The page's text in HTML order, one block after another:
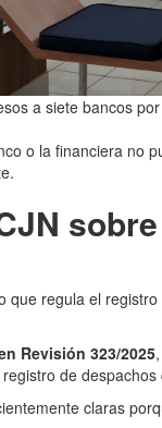
a siete bancos
o la financiera no
que regula el
Revisión 323/2025
de despachos
claras